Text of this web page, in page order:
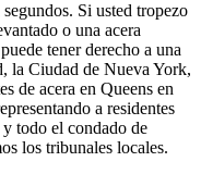
Si usted tropezo
o una acera
tener derecho a una
la Ciudad de Nueva York,
de acera en Queens en
a residentes
todo el condado de
los tribunales locales.